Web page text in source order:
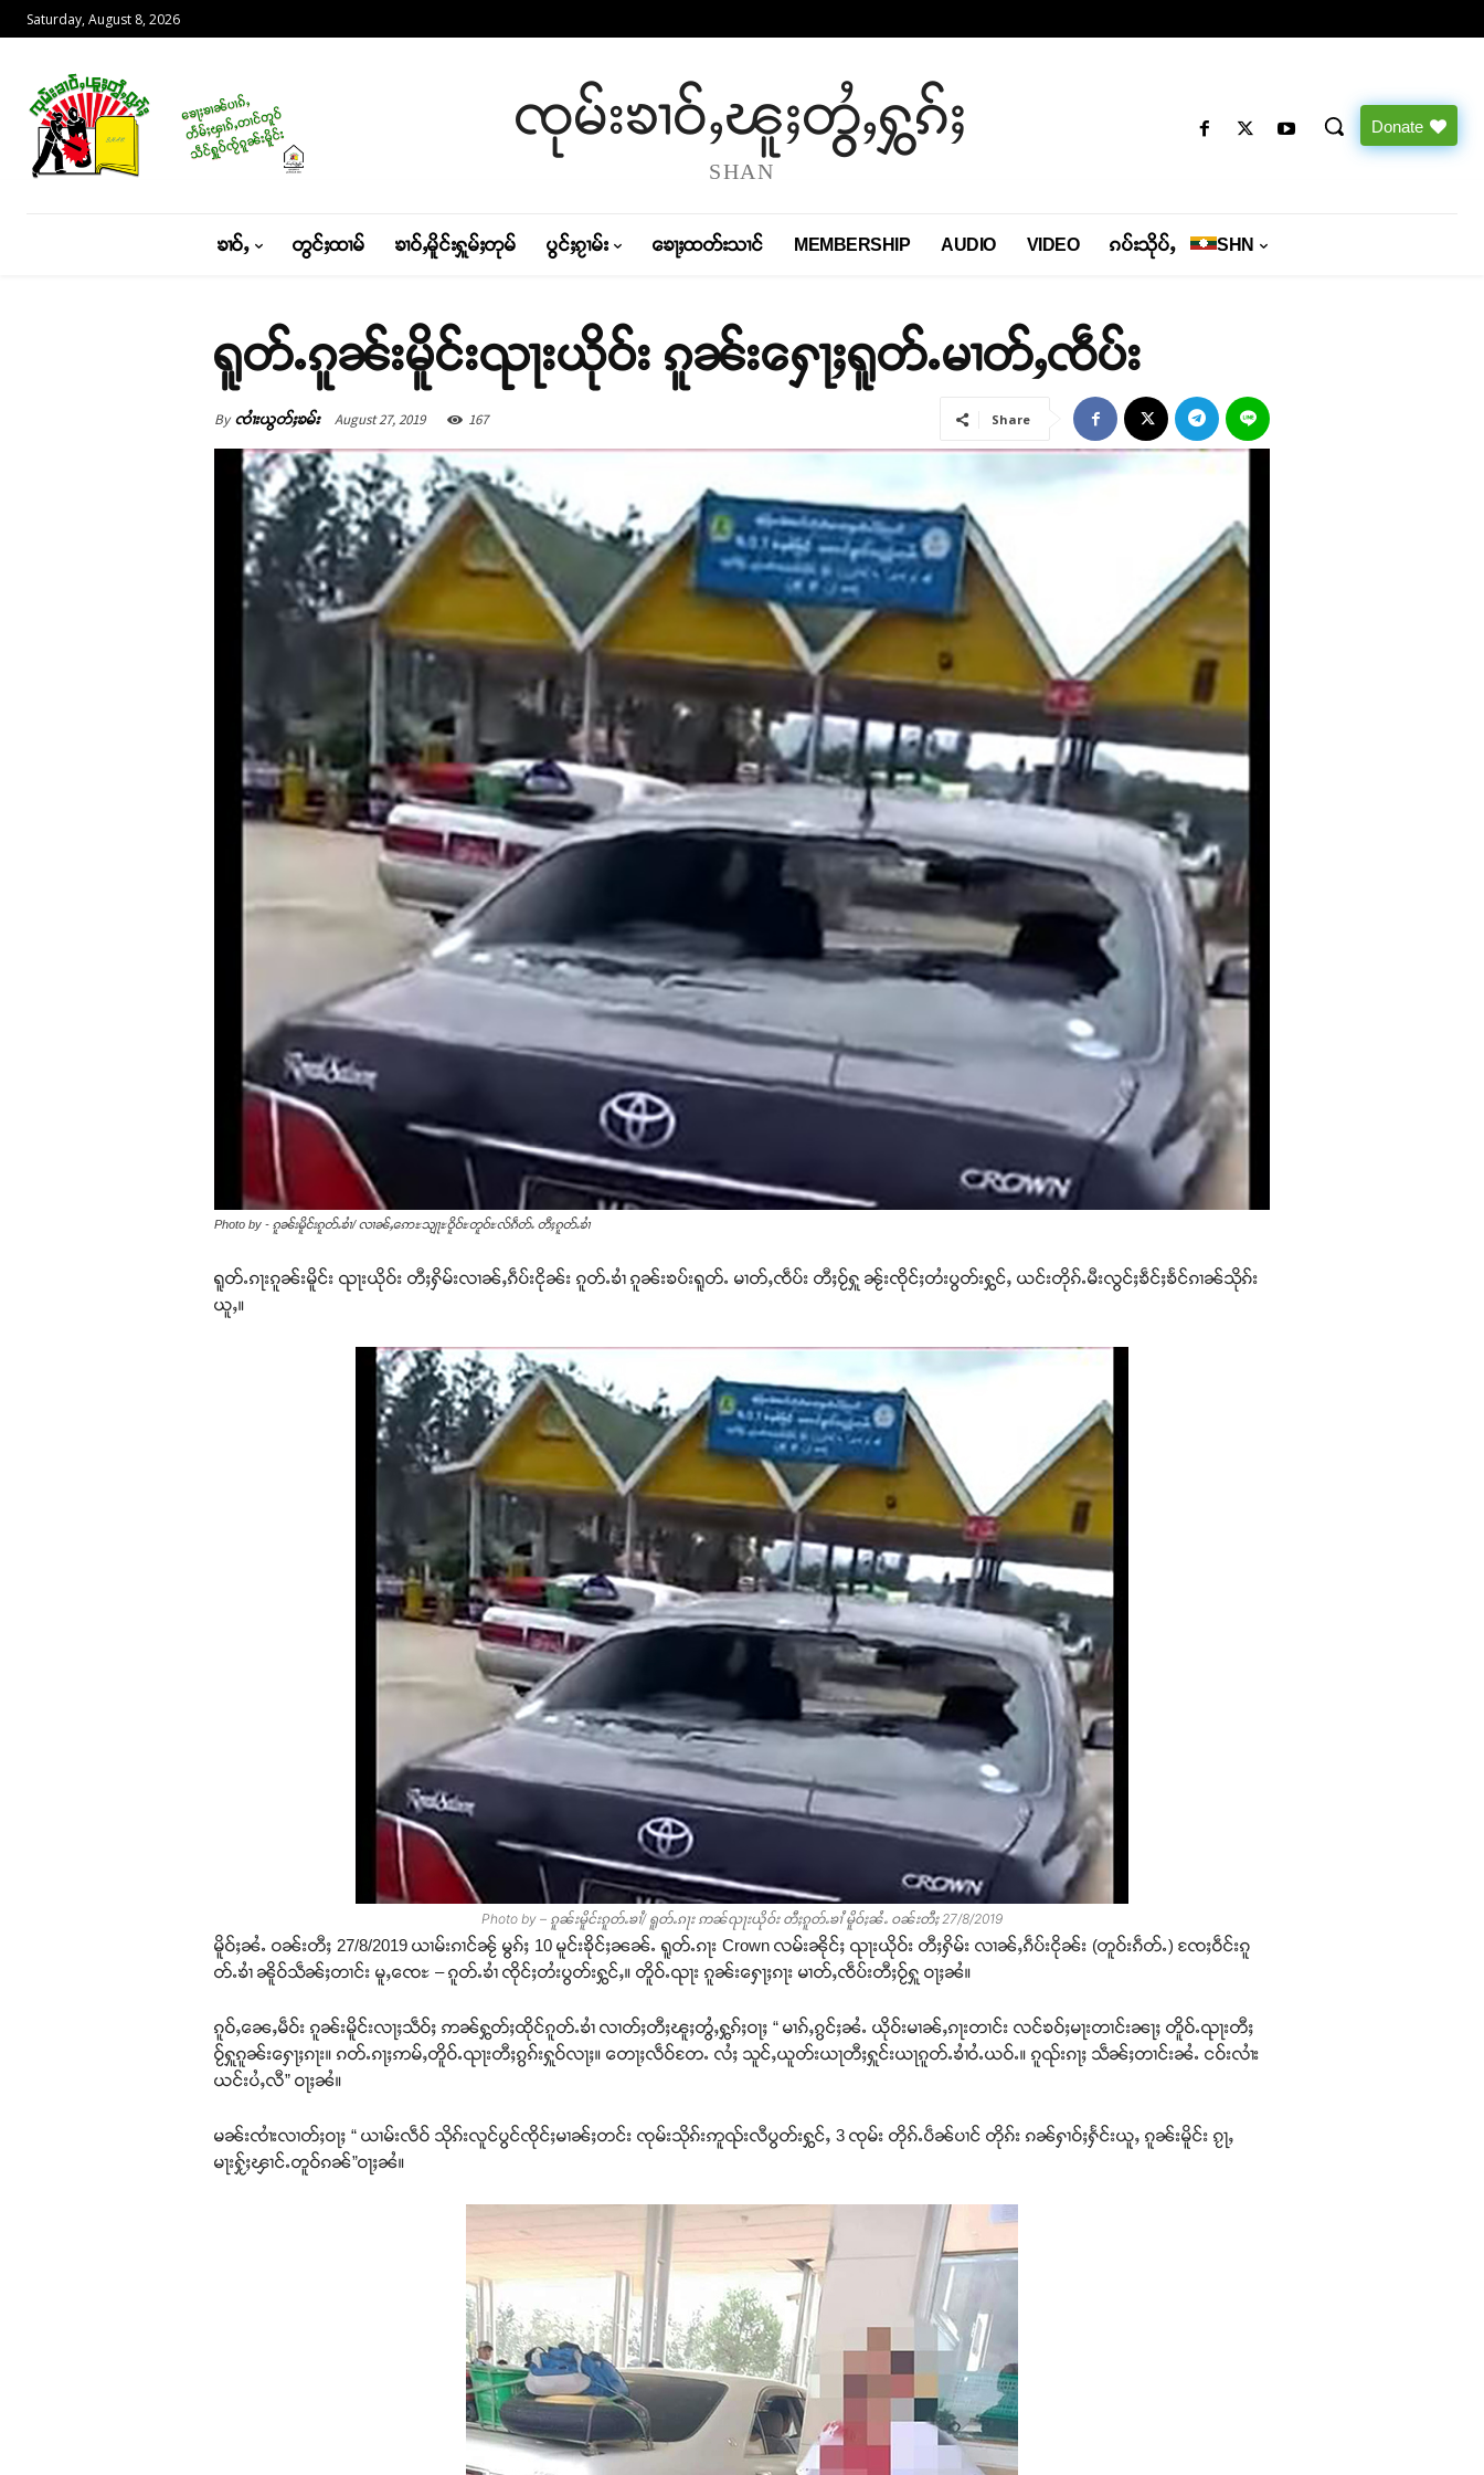
Saturday, August 8, 2026
ၸုမ်းၶၢဝ်ႇၽူႈတွႆႇႁွၵ်ႈ
SHAN
Donate
ၶၢဝ်ႇ တွင်ႈထၢမ် ၶၢဝ်ႇမိူင်းႁူမ်ႈတုမ် ပွင်ႈၵႂၢမ်း ၶေႃႈထတ်းသၢင် MEMBERSHIP AUDIO VIDEO ၵပ်းသိုပ်ႇ SHN
ရူတ်ႉၵူၼ်းမိူင်းၺႃးယိုဝ်း ၵူၼ်းႁေႃႈရူတ်ႉမၢတ်ႇၸဵပ်း
By ၸၢႆးယွတ်ႈၶမ်း August 27, 2019 167 Share
Photo by - ၵူၼ်းမိူင်းၵူတ်ႉၶၢႆ/ လၢၼ်ႇဢေႊသျႃႊဝိူဝ်ႊတူဝ်ႊလ်ၵဵတ်ႉ တီႈၵူတ်ႉၶၢႆ
ရူတ်ႉၵႃးၵူၼ်းမိူင်း ၺႃးယိုဝ်း တီႈႁိမ်းလၢၼ်ႇၵဵပ်းငိုၼ်း ၵူတ်ႉၶၢႆ ၵူၼ်းၶပ်းရူတ်ႉ မၢတ်ႇၸဵပ်း တီႈဝႂ်ႁူ ၼႂ်းၸိုင်ႈတႆးပွတ်းႁွင်ႇ ယင်းတိုၵ်ႉမီးလွင်ႈၶဵင်ႈၶႅင်ၵၢၼ်သိုၵ်း
ယူႇ။
Photo by – ၵူၼ်းမိူင်းၵူတ်ႉၶၢႆ/ ရူတ်ႉၵႃး ဢၼ်ၺႃးယိုဝ်း တီႈၵူတ်ႉၶၢႆ မိူဝ်ႈၼႆႉ ဝၼ်းတီႈ 27/8/2019
မိူဝ်ႈၼႆႉ ဝၼ်းတီႈ 27/8/2019 ယၢမ်းၵၢင်ၼႂ် မွၵ်ႈ 10 မူင်းၶိုင်ႈၼၼ်ႉ ရူတ်ႉၵႃး Crown လမ်းၼိုင်ႈ ၺႃးယိုဝ်း တီႈႁိမ်း လၢၼ်ႇၵဵပ်းငိုၼ်း (တူဝ်းၵဵတ်ႉ) ၸႄႈဝဵင်းၵူ
တ်ႉၶၢႆ ၼိူဝ်သဵၼ်ႈတၢင်း မူႇၸေႊ – ၵူတ်ႉၶၢႆ ၸိုင်ႈတႆးပွတ်းႁွင်ႇ။ တိူဝ်ႉၺႃး ၵူၼ်းႁေႃႈၵႃး မၢတ်ႇၸဵပ်းတီႈဝႂ်ႁူ ဝႃႈၼႆ။
ၵူဝ်ႇၼေႇမဵဝ်း ၵူၼ်းမိူင်းလႃႈသဵဝ်ႈ ဢၼ်ႁွတ်ႈထိုင်ၵူတ်ႉၶၢႆ လၢတ်ႈတီႈၽူႈတွႆႇႁွၵ်ႈဝႃႈ “ မၢၵ်ႇၵွင်ႈၼႆႉ ယိုဝ်းမၢၼ်ႇၵႃးတၢင်း လင်ၶဝ်ႈမႃးတၢင်းၼႃႈ တိူဝ်ႉၺႃးတီႈ
ဝႂ်ႁူၵူၼ်းႁေႃႈၵႃး။ ၵတ်ႉၵႃႈဢမ်ႇတိူဝ်ႉၺႃးတီႈၵွၵ်းႁူဝ်လႃႈ။ တေႃႈလဵဝ်တႄႉ လႆႈ သူင်ႇယူတ်းယႃတီႈႁူင်းယႃၵူတ်ႉၶၢႆဝႆႉယဝ်ႉ။ ၵူၺ်းၵႃႈ သဵၼ်ႈတၢင်းၼႆႉ ငဝ်းလၢႆး
ယင်းပႆႇလီ” ဝႃႈၼႆ။
မၼ်းၸၢႆးလၢတ်ႈဝႃႈ “ ယၢမ်းလဵဝ် သိုၵ်းလူင်ပွင်ၸိုင်ႈမၢၼ်ႈတင်း ၸုမ်းသိုၵ်းဢူၺ်းလီပွတ်းႁွင်ႇ 3 ၸုမ်း တိုၵ်ႉပဵၼ်ပၢင် တိုၵ်း ၵၼ်ႁၢဝ်ႈႁႅင်းယူႇ ၵူၼ်းမိူင်း ၵႂႃႇ
မႃးႁႂ်ႈၾၢင်ႉတူဝ်ၵၼ်”ဝႃႈၼႆ။